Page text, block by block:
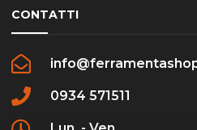
CONTATTI
0934 571511